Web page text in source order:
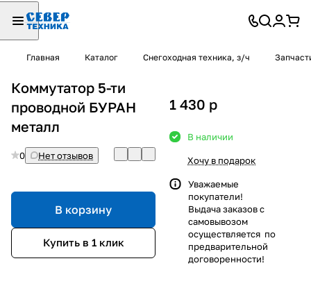
Главная Каталог Снегоходная техника, з/ч
Коммутатор 5-ти
проводной БУРАН
металл
0 Нет отзывов
В корзину
Купить в 1 клик
1 430 p
В наличии
Хочу в подарок
Уважаемые
покупатели!
Выдача заказов с
самовывозом
осуществляется по
предварительной
договоренности!